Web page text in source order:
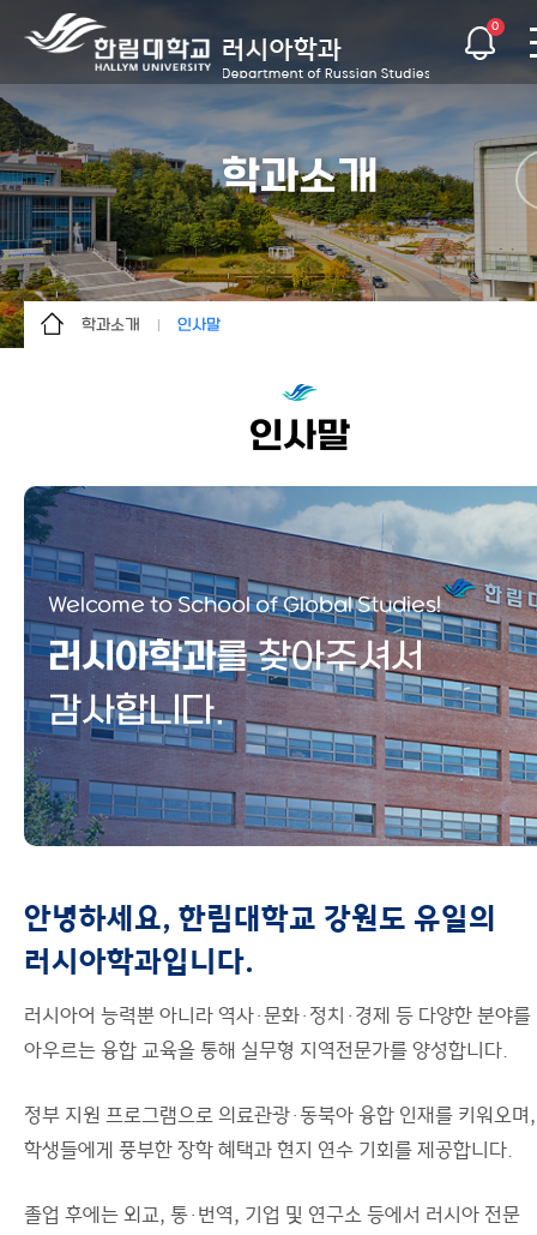
0
학과소개
학과소개
학생활동
이용안내
자유게시판
인사말
연혁
오시는 길
인사말
Welcome to School of Global Studies!
러시아학과를 찾아주셔서
감사합니다.
안녕하세요, 한림대학교 강원도 유일의
러시아학과입니다.
러시아어 능력뿐 아니라 역사·문화·정치·경제 등 다양한 분야를
아우르는 융합 교육을 통해 실무형 지역전문가를 양성합니다.
정부 지원 프로그램으로 의료관광·동북아 융합 인재를 키워오며,
학생들에게 풍부한 장학 혜택과 현지 연수 기회를 제공합니다.
졸업 후에는 외교, 통·번역, 기업 및 연구소 등에서 러시아 전문